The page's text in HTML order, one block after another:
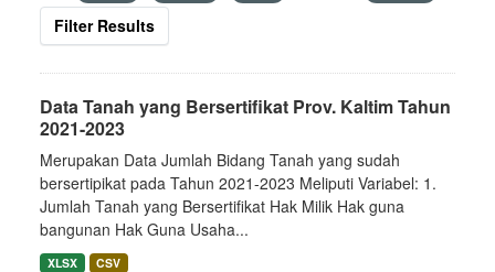
Filter Results
Data Tanah yang Bersertifikat Prov. Kaltim Tahun
2021-2023
Merupakan Data Jumlah Bidang Tanah yang sudah
bersertipikat pada Tahun 2021-2023 Meliputi Variabel: 1.
Jumlah Tanah yang Bersertifikat Hak Milik Hak guna
bangunan Hak Guna Usaha...
XLSX CSV